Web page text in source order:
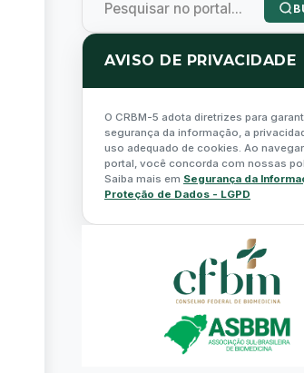
AVISO DE PRIVACIDADE
O CRBM-5 adota diretrizes para
segurança da informação, a
uso adequado de cookies. Ao
portal, você concorda com nossas
Saiba mais em Segurança da
Proteção de Dados - LGPD